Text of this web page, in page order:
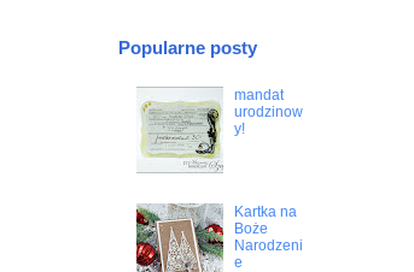
Popularne posty
mandat
urodzinow
y!
Kartka na
Boże
Narodzeni
e